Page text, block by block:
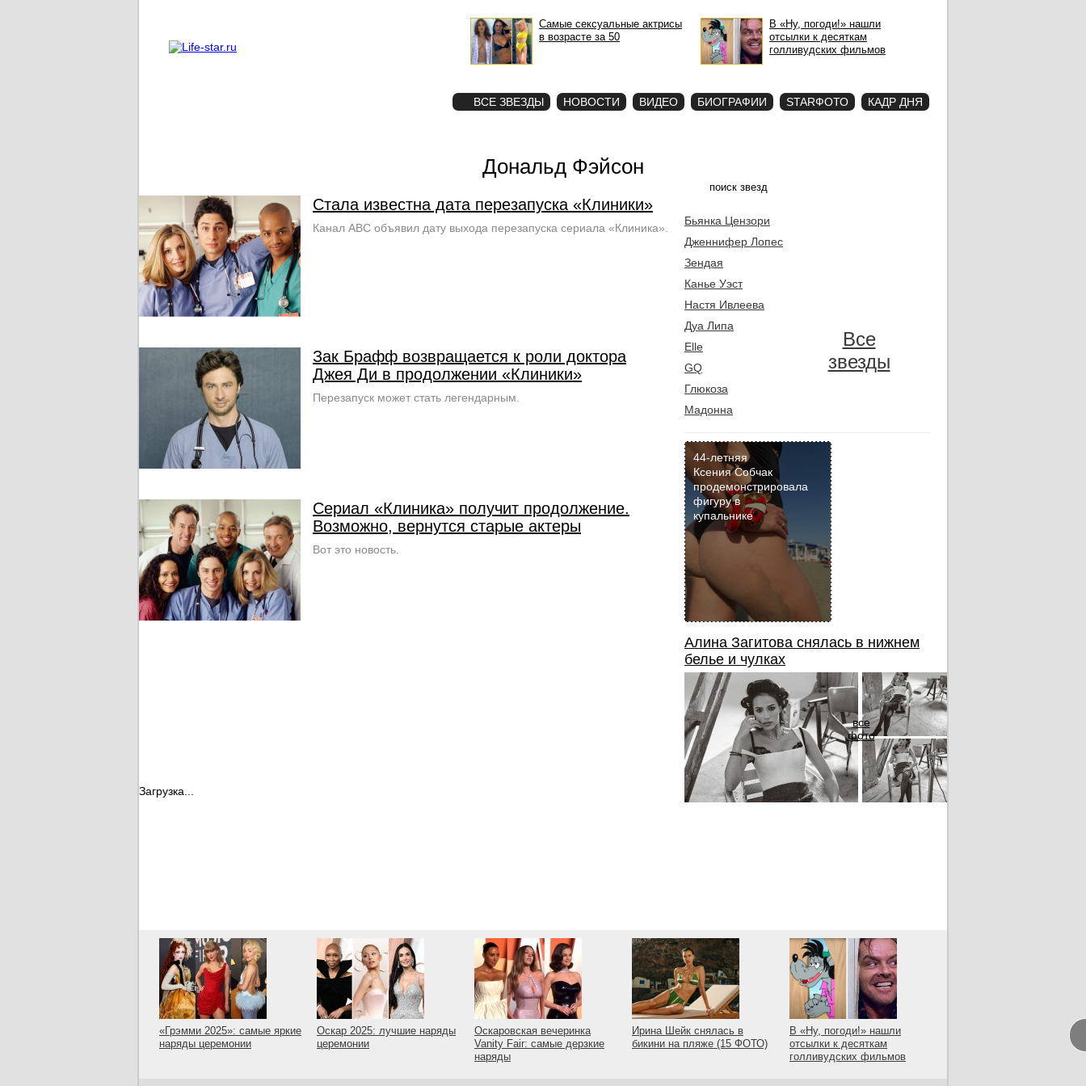
Самые сексуальные актрисы
в возрасте за 50
В «Ну, погоди!» нашли
отсылки к десяткам
голливудских фильмов
ВСЕ ЗВЕЗДЫ НОВОСТИ ВИДЕО БИОГРАФИИ STARФОТО КАДР ДНЯ
Дональд Фэйсон
Стала известна дата перезапуска «Клиники»
Канал ABC объявил дату выхода перезапуска сериала «Клиника».
Зак Брафф возвращается к роли доктора
Джея Ди в продолжении «Клиники»
Перезапуск может стать легендарным.
Сериал «Клиника» получит продолжение.
Возможно, вернутся старые актеры
Вот это новость.
Загрузка...
Бьянка Цензори
Дженнифер Лопес
Зендая
Канье Уэст
Настя Ивлеева
Дуа Липа
Elle
GQ
Глюкоза
Мадонна
Все
звезды
44-летняя
Ксения Собчак
продемонстрировала
фигуру в
купальнике
Алина Загитова снялась в нижнем
белье и чулках
все
фото
«Грэмми 2025»: самые яркие
наряды церемонии
Оскар 2025: лучшие наряды
церемонии
Оскаровская вечеринка
Vanity Fair: самые дерзкие
наряды
Ирина Шейк снялась в
бикини на пляже (15 ФОТО)
В «Ну, погоди!» нашли
отсылки к десяткам
голливудских фильмов